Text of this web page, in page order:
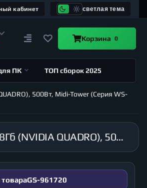
кабинет светлая тема
Корзина 0
ПК ТОП сборок 2025
500Вт, Midi-Tower (Серия WS-
Рабочая станция GANSOR-961720 Intel i9-10920X 3.5 ГГц, X299, 64Гб 2666 МГц, SSD 1Тб, HDD 4Тб, RTX 4000 8Гб (NVIDIA QUADRO), 500Вт, Midi-Tower (Серия WS-OPTIMAL)
GS-961720